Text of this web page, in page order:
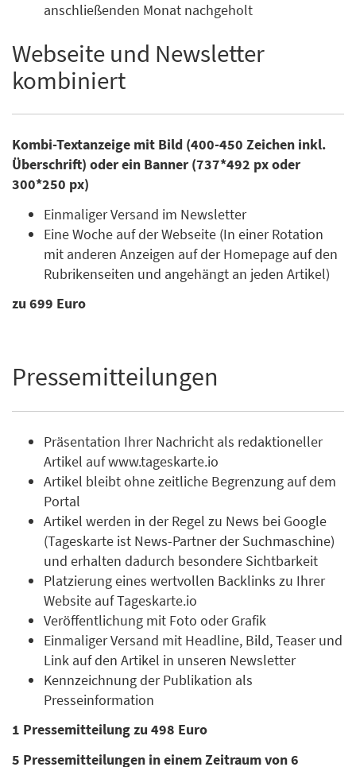
anschließenden Monat nachgeholt
Webseite und Newsletter
kombiniert
Kombi-Textanzeige mit Bild (400-450 Zeichen inkl.
Überschrift) oder ein Banner (737*492 px oder
300*250 px)
Einmaliger Versand im Newsletter
Eine Woche auf der Webseite (In einer Rotation
mit anderen Anzeigen auf der Homepage auf den
Rubrikenseiten und angehängt an jeden Artikel)
zu 699 Euro
Pressemitteilungen
Präsentation Ihrer Nachricht als redaktioneller
Artikel auf www.tageskarte.io
Artikel bleibt ohne zeitliche Begrenzung auf dem
Portal
Artikel werden in der Regel zu News bei Google
(Tageskarte ist News-Partner der Suchmaschine)
und erhalten dadurch besondere Sichtbarkeit
Platzierung eines wertvollen Backlinks zu Ihrer
Website auf Tageskarte.io
Veröffentlichung mit Foto oder Grafik
Einmaliger Versand mit Headline, Bild, Teaser und
Link auf den Artikel in unseren Newsletter
Kennzeichnung der Publikation als
Presseinformation
1 Pressemitteilung zu 498 Euro
5 Pressemitteilungen in einem Zeitraum von 6